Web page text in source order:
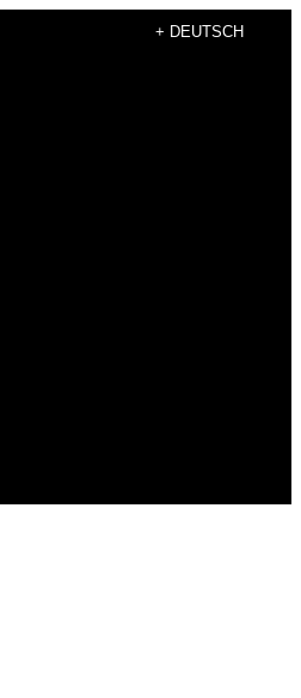
+ DEUTSCH